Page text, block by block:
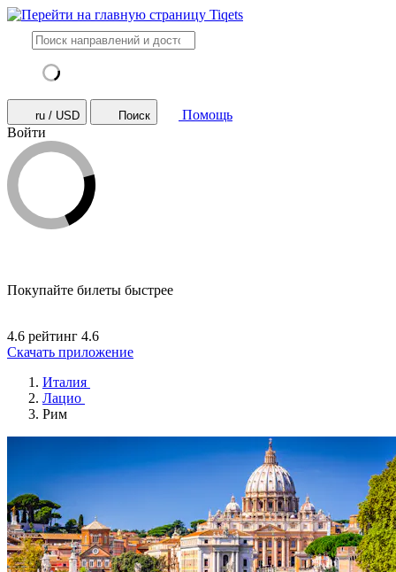
ru / USD Поиск
Помощь
Войти
Покупайте билеты быстрее
4.6 рейтинг 4.6
Скачать приложение
Италия
Лацио
Рим